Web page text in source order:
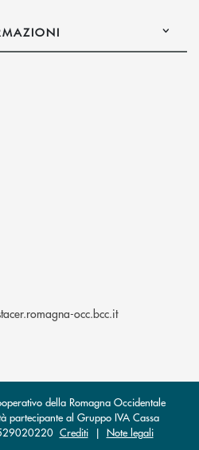
di posta elettronica)
occ.bcc.it(si apre l’app
della Romagna Occidentale
partecipante al Gruppo IVA Cassa
Crediti| Note legali